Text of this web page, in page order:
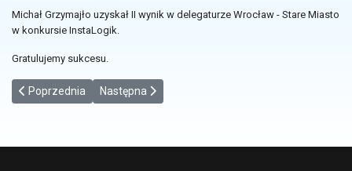
Michał Grzymajło uzyskał II wynik w delegaturze Wrocław - Stare Miasto
w konkursie InstaLogik.
Gratulujemy sukcesu.
Poprzednia strona: Ćwiczenia pierwszej pomocy.
Poprzednia Następna strona: Obchody Dnia Wody
Następna